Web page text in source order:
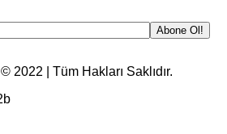
© 2022 | Tüm Hakları Saklıdır.